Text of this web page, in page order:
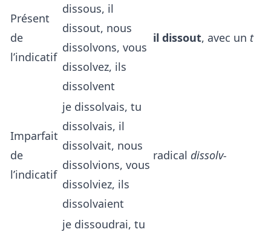
Présent
de
l’indicatif
dissous, il
dissout, nous
dissolvons, vous
dissolvez, ils
dissolvent
il dissout, avec un t
Imparfait
de
l’indicatif
je dissolvais, tu
dissolvais, il
dissolvait, nous
dissolvions, vous
dissolviez, ils
dissolvaient
radical dissolv-
je dissoudrai, tu